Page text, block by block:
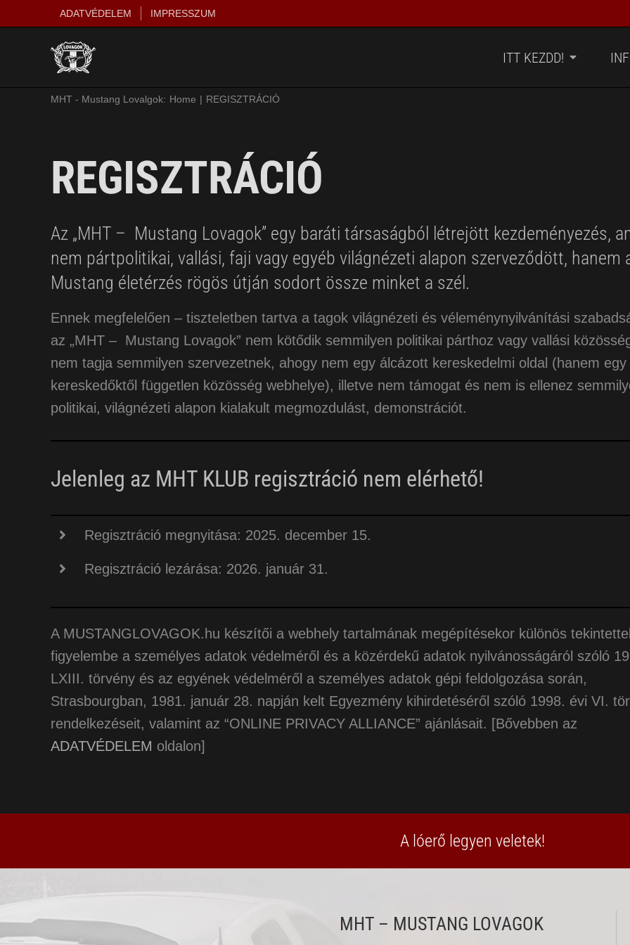
ADATVÉDELEM IMPRESSZUM
ITT KEZDD!
MHT - Mustang Lovalgok: Home REGISZTRÁCIÓ
REGISZTRÁCIÓ
Az „MHT – Mustang Lovagok” egy baráti társaságból létrejött kezdeményezés,
nem pártpolitikai, vallási, faji vagy egyéb világnézeti alapon szerveződött, hanem
Mustang életérzés rögös útján sodort össze minket a szél.
Ennek megfelelően – tiszteletben tartva a tagok világnézeti és véleménynyilvánítási
az „MHT – Mustang Lovagok” nem kötődik semmilyen politikai párthoz vagy vallási
nem tagja semmilyen szervezetnek, ahogy nem egy álcázott kereskedelmi oldal (hanem egy
kereskedőktől független közösség webhelye), illetve nem támogat és nem is ellenez
politikai, világnézeti alapon kialakult megmozdulást, demonstrációt.
Jelenleg az MHT KLUB regisztráció nem elérhető!
Regisztráció megnyitása: 2025. december 15.
Regisztráció lezárása: 2026. január 31.
A MUSTANGLOVAGOK.hu készítői a webhely tartalmának megépítésekor különös
figyelembe a személyes adatok védelméről és a közérdekű adatok nyilvánosságáról szóló
LXIII. törvény és az egyének védelméről a személyes adatok gépi feldolgozása során,
Strasbourgban, 1981. január 28. napján kelt Egyezmény kihirdetéséről szóló 1998. évi VI.
rendelkezéseit, valamint az “ONLINE PRIVACY ALLIANCE” ajánlásait. [Bővebben az
ADATVÉDELEM oldalon]
A lóerő legyen veletek!
MHT – MUSTANG LOVAGOK